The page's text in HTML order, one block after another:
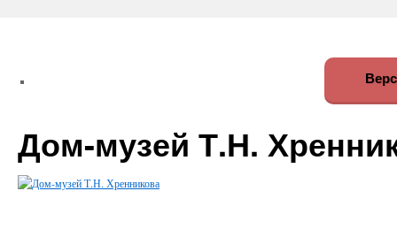
Дом-музей Т.Н.